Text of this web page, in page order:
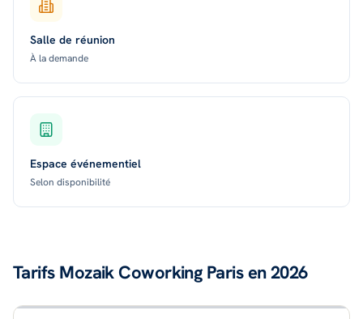
Salle de réunion
À la demande
Espace événementiel
Selon disponibilité
Tarifs Mozaik Coworking Paris en 2026